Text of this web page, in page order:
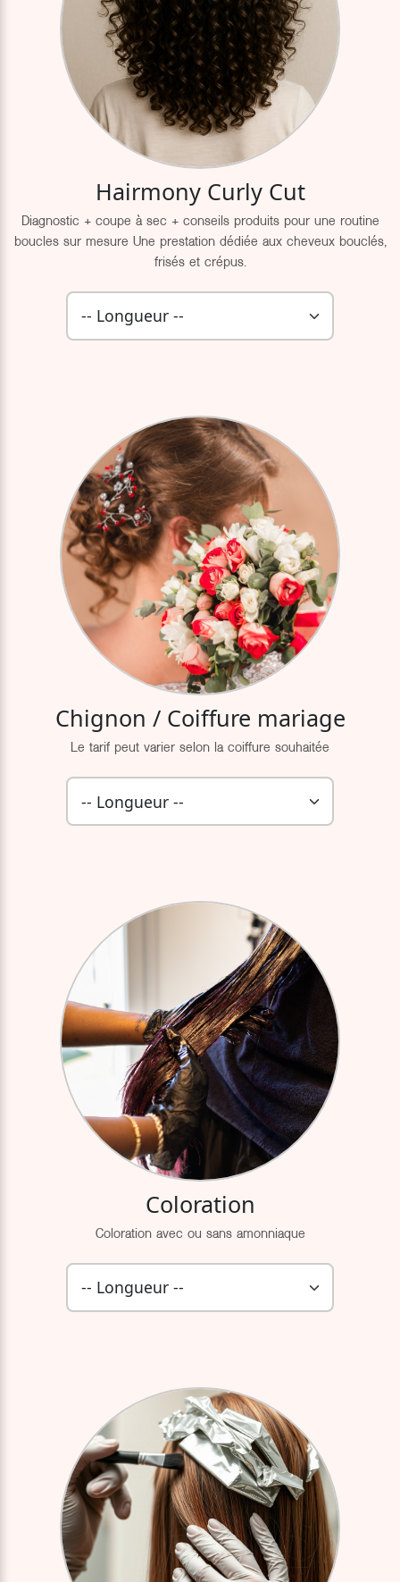
Hairmony Curly Cut
Diagnostic + coupe à sec + conseils produits pour une routine
boucles sur mesure Une prestation dédiée aux cheveux bouclés,
frisés et crépus.
Chignon / Coiffure mariage
Le tarif peut varier selon la coiffure souhaitée
Coloration
Coloration avec ou sans amonniaque